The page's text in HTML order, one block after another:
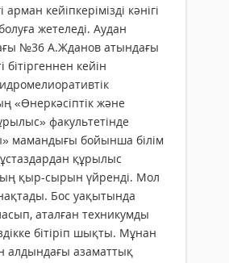
арман кейіпкерімізді кәнігі
жетеледі. Аудан
№36 А.Жданов атындағы
бітіргеннен кейін
«Өнеркәсіптік және
факультетінде
мамандығы бойынша білім
ұстаздардан құрылыс
қыр-сырын үйренді. Мол
Бос уақытында
аталған техникумды
бітіріп шықты. Мұнан
алдындағы азаматтық